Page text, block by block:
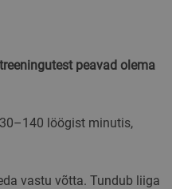
peavad olema
löögist minutis,
vastu võtta. Tundub liiga